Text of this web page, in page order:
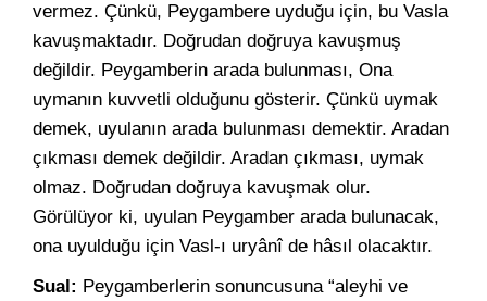
vermez. Çünkü, Peygambere uyduğu için, bu Vasla
kavuşmaktadır. Doğrudan doğruya kavuşmuş
değildir. Peygamberin arada bulunması, Ona
uymanın kuvvetli olduğunu gösterir. Çünkü uymak
demek, uyulanın arada bulunması demektir. Aradan
çıkması demek değildir. Aradan çıkması, uymak
olmaz. Doğrudan doğruya kavuşmak olur.
Görülüyor ki, uyulan Peygamber arada bulunacak,
ona uyulduğu için Vasl-ı uryânî de hâsıl olacaktır.
Sual: Peygamberlerin sonuncusuna “aleyhi ve